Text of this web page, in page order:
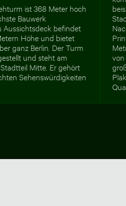
ist 368 Meter hoch
Bauwerk
Aussichtsdeck befindet
Höhe und bietet
ganz Berlin. Der Turm
und steht am
Mitte. Er gehört
Sehenswürdigkeiten
von